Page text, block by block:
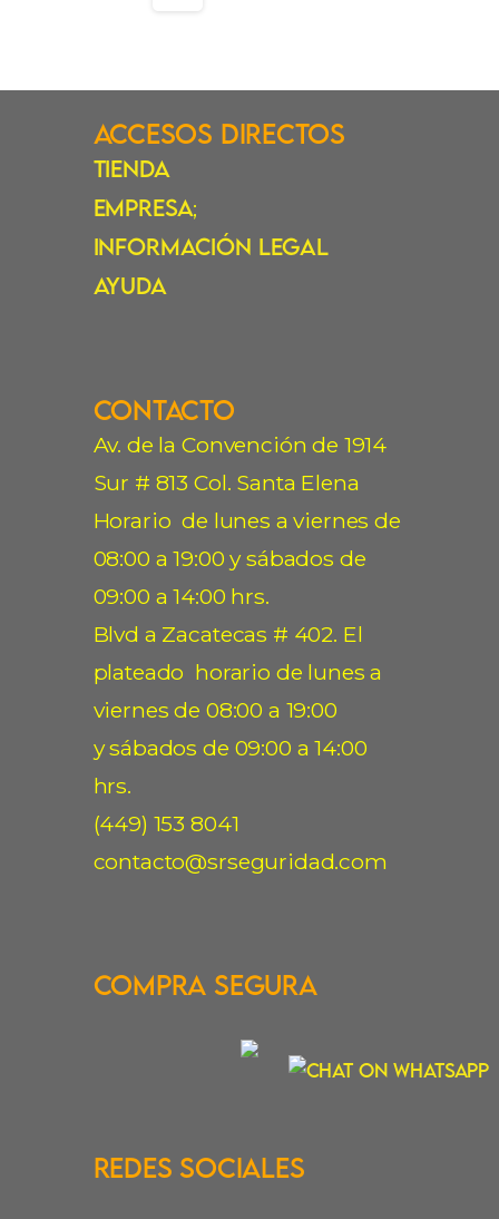
Accesos Directos
Tienda
Empresa;
Información Legal
Ayuda
Contacto
Av. de la Convención de 1914
Sur # 813 Col. Santa Elena
Horario de lunes a viernes de
08:00 a 19:00 y sábados de
09:00 a 14:00 hrs.
Blvd a Zacatecas # 402. El
plateado horario de lunes a
viernes de 08:00 a 19:00
y sábados de 09:00 a 14:00
hrs.
(449) 153 8041
contacto@srseguridad.com
Compra Segura
Redes Sociales